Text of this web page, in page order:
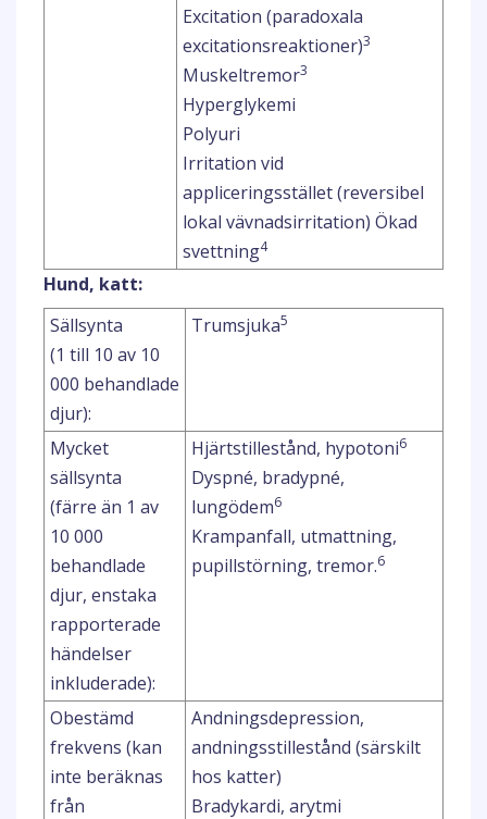
Excitation (paradoxala
excitationsreaktioner)3
Muskeltremor3
Hyperglykemi
Polyuri
Irritation vid
appliceringsstället (reversibel
lokal vävnadsirritation) Ökad
svettning4
Hund, katt:
Sällsynta
(1 till 10 av 10
000 behandlade
djur):
Trumsjuka5
Mycket
sällsynta
(färre än 1 av
10 000
behandlade
djur, enstaka
rapporterade
händelser
inkluderade):
Hjärtstillestånd, hypotoni6
Dyspné, bradypné,
lungödem6
Krampanfall, utmattning,
pupillstörning, tremor.6
Obestämd
frekvens (kan
inte beräknas
från
Andningsdepression,
andningsstillestånd (särskilt
hos katter)
Bradykardi, arytmi